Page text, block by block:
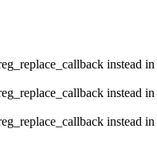
instead in
instead in
instead in